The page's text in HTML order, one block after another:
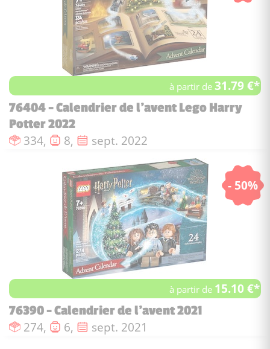
à partir de31.79 €*
76404 - Calendrier de l'avent Lego Harry
Potter 2022
Nombre de pièces :
334, Nombre de figurines :
8, Date de sortie :
sept. 2022
- 50%
à partir de 15.10 €*
76390 - Calendrier de l'avent 2021
Nombre de pièces :
274, Nombre de figurines :
6, Date de sortie :
sept. 2021